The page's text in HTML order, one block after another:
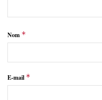
Nom *
E-mail *